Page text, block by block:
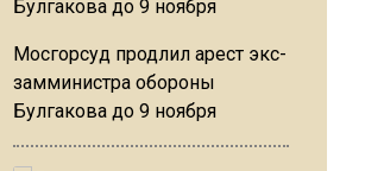
Мосгорсуд продлил арест экс-
замминистра обороны
Булгакова до 9 ноября